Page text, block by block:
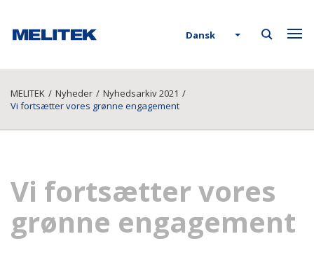
Dansk
MELITEK / Nyheder / Nyhedsarkiv 2021 /
Vi fortsætter vores grønne engagement
Vi fortsætter vores
grønne engagement